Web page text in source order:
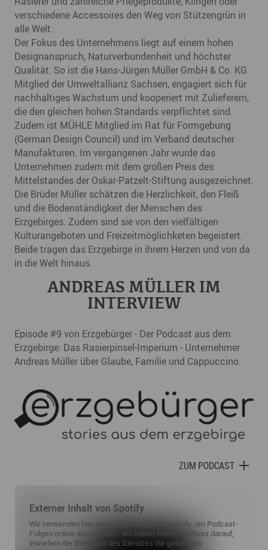
verschiedene Accessoires den Weg von Stützengrün in
alle Welt.
Der Fokus des Unternehmens liegt auf einem hohen
Designanspruch, Naturverbundenheit und höchster
Qualität. So ist die Hans-Jürgen Müller GmbH & Co. KG
Mitglied der Umweltallianz Sachsen, engagiert sich für
nachhaltiges Wachstum und kooperiert mit Zulieferern,
die den gleichen hohen Standards verpflichtet sind.
Zudem ist MÜHLE Mitglied im Rat für Formgebung
(German Design Council) und im Verband deutscher
Manufakturen. Im vergangenen Jahr wurde das
Unternehmen zudem mit dem großen Preis des
Mittelstandes der Oskar-Patzelt-Stiftung ausgezeichnet.
Die Brüder Müller schätzen die Herzlichkeit, den Fleiß
und die Bodenständigkeit der Menschen des
Erzgebirges. Zudem sind sie von den vielfältigen
Kulturangeboten und Freizeitmöglichketen begeistert.
Beide tragen das Erzgebirge in ihrem Herzen und von da
in die Welt hinaus.
ANDREAS MÜLLER IM
INTERVIEW
Episode #9 von Erzgebürger - Der Podcast aus dem
Erzgebirge: Das Rasierpinsel-Imperium - Unternehmer
Andreas Müller über Glaube, Familie und Cappuccino.
ZUM PODCAST
Externer Inhalt von Spotify
Wir verwenden hier den externen Dienst Spotify, um Podcast-
Folgen online abzuspielen. Wir haben keinen Einfluss darauf,
inwiefern der Betreiber des Dienstes die geltenden